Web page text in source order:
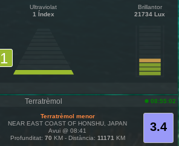
Ultraviolat
1 Índex
1
Brillantor
21734 Lux
Terratrèmol 08:55:02
3.4
Terratrèmol menor
NEAR EAST COAST OF HONSHU, JAPAN
Avui @ 08:41
Profunditat: 70 KM - Distància: 11171 KM